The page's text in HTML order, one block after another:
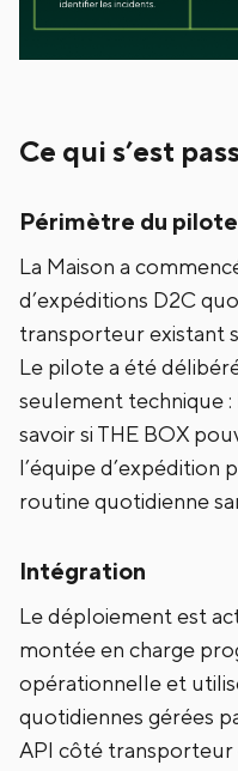
Ce qui s’est
Périmètre du pilote
La Maison a
d’expéditions D2C
transporteur existant
Le pilote a été
seulement technique :
savoir si THE BOX
l’équipe d’expédition
routine quotidienne
Intégration
Le déploiement est
montée en charge
opérationnelle et
quotidiennes gérées
API côté transporteur